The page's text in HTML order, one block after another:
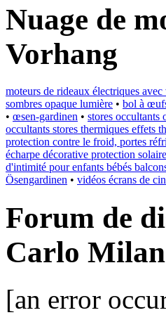
Nuage de
Vorhang
moteurs de rideaux électriques
sombres opaque lumière • bol à
• œsen-gardinen • stores occultants
occultants stores thermiques effets
protection contre le froid, portes
écharpe décorative protection
d'intimité pour enfants bébés
Ösengardinen • vidéos écrans de
Forum de
Carlo
[an error